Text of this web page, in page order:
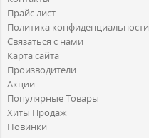
Прайс лист
Политика конфиденциальности
Связаться с нами
Карта сайта
Производители
Акции
Популярные Товары
Хиты Продаж
Новинки